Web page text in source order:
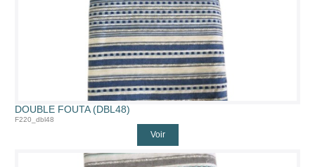
DOUBLE FOUTA (DBL48)
F220_dbl48
Voir